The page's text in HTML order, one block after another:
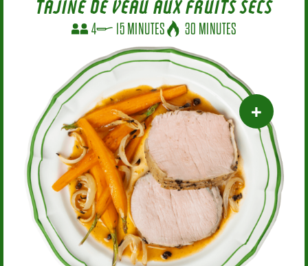
4 15 MINUTES 30 MINUTES